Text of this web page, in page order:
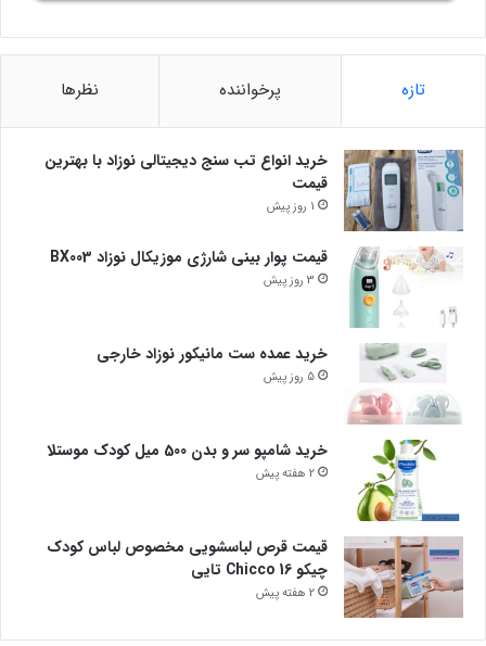
تازه پرخواننده نظرها
خرید انواع تب سنج دیجیتالی نوزاد با بهترین
قیمت
1 روز پیش
قیمت پوار بینی شارژی موزیکال نوزاد BX003
3 روز پیش
خرید عمده ست مانیکور نوزاد خارجی
5 روز پیش
خرید شامپو سر و بدن 500 میل کودک موستلا
2 هفته پیش
قیمت قرص لباسشویی مخصوص لباس کودک
چیکو Chicco 16 تایی
2 هفته پیش